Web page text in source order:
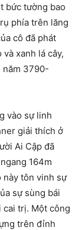
bức tường bao
phía trên lăng
cô đã phát
xanh lá cây,
năm 3790-
vào sự linh
giải thích ở
Ai Cập đã
164m
này tôn vinh sự
sự sùng bái
cai trị. Một công
trên đỉnh